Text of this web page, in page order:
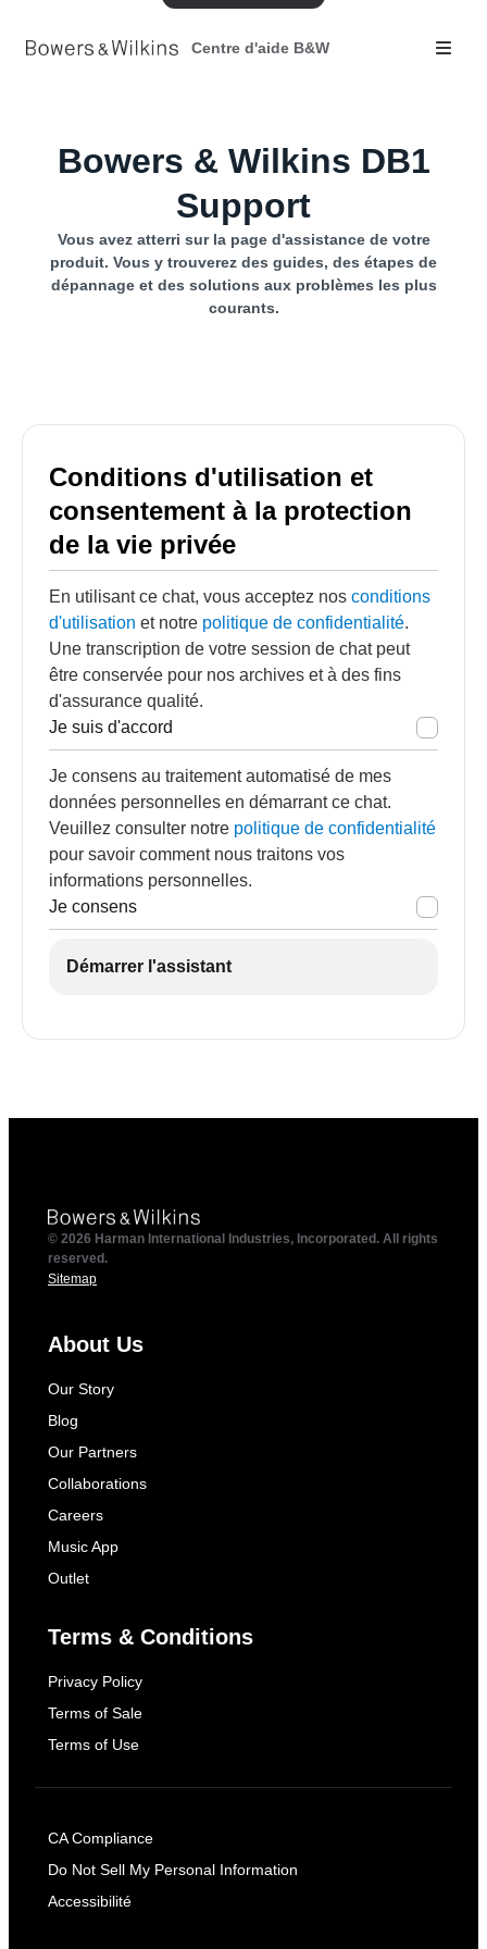
Centre d'aide B&W
Bowers & Wilkins DB1
Support
Vous avez atterri sur la page d'assistance de votre
produit. Vous y trouverez des guides, des étapes de
dépannage et des solutions aux problèmes les plus
courants.
Conditions d'utilisation et
consentement à la protection
de la vie privée
En utilisant ce chat, vous acceptez nos conditions
d'utilisation et notre politique de confidentialité.
Une transcription de votre session de chat peut
être conservée pour nos archives et à des fins
d'assurance qualité.
Je suis d'accord
Je consens au traitement automatisé de mes
données personnelles en démarrant ce chat.
Veuillez consulter notre politique de confidentialité
pour savoir comment nous traitons vos
informations personnelles.
Je consens
Démarrer l'assistant
© 2026 Harman International Industries, Incorporated. All rights
reserved.
Sitemap
About Us
Our Story
Blog
Our Partners
Collaborations
Careers
Music App
Outlet
Terms & Conditions
Privacy Policy
Terms of Sale
Terms of Use
CA Compliance
Do Not Sell My Personal Information
Accessibilité